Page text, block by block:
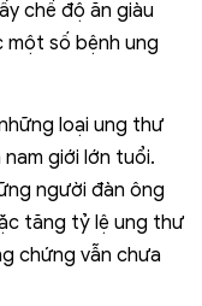
chế độ ăn giàu
một số bệnh ung
loại ung thư
giới lớn tuổi.
người đàn ông
tăng tỷ lệ ung thư
chứng vẫn chưa